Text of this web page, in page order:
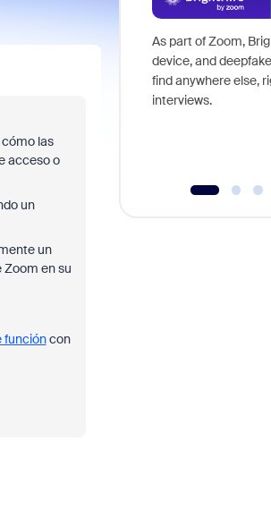
las
acceso o
un
un
Zoom en su
funcióncon
As part of Zoom,
device, and
find anywhere else,
interviews.